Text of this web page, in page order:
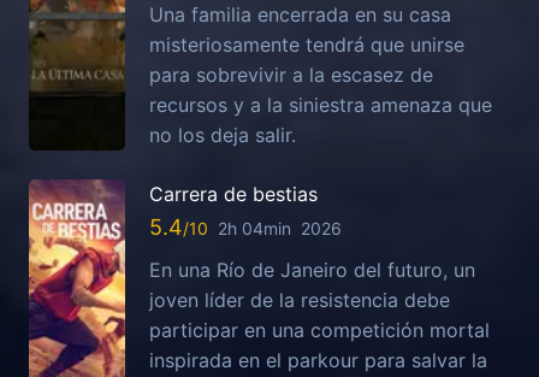
Una familia encerrada en su casa
misteriosamente tendrá que unirse
para sobrevivir a la escasez de
recursos y a la siniestra amenaza que
no los deja salir.
Carrera de bestias
5.4 2h 04min 2026
En una Río de Janeiro del futuro, un
joven líder de la resistencia debe
participar en una competición mortal
inspirada en el parkour para salvar la